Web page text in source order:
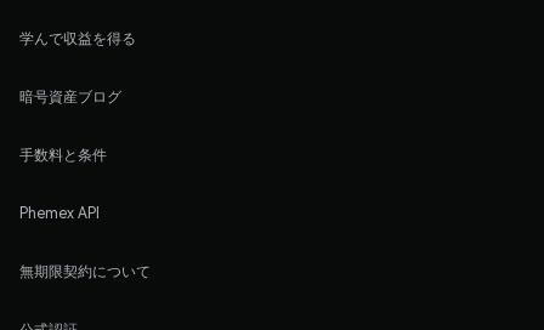
学んで収益を得る
暗号資産ブログ
手数料と条件
Phemex API
無期限契約について